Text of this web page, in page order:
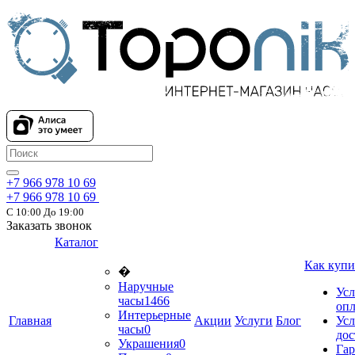
+7 966 978 10 69
+7 966 978 10 69
С 10:00 До 19:00
Заказать звонок
Главная
Каталог
�
Наручные
часы1466
Интерьерные
часы0
Украшения0
Акции Услуги Блог
Как